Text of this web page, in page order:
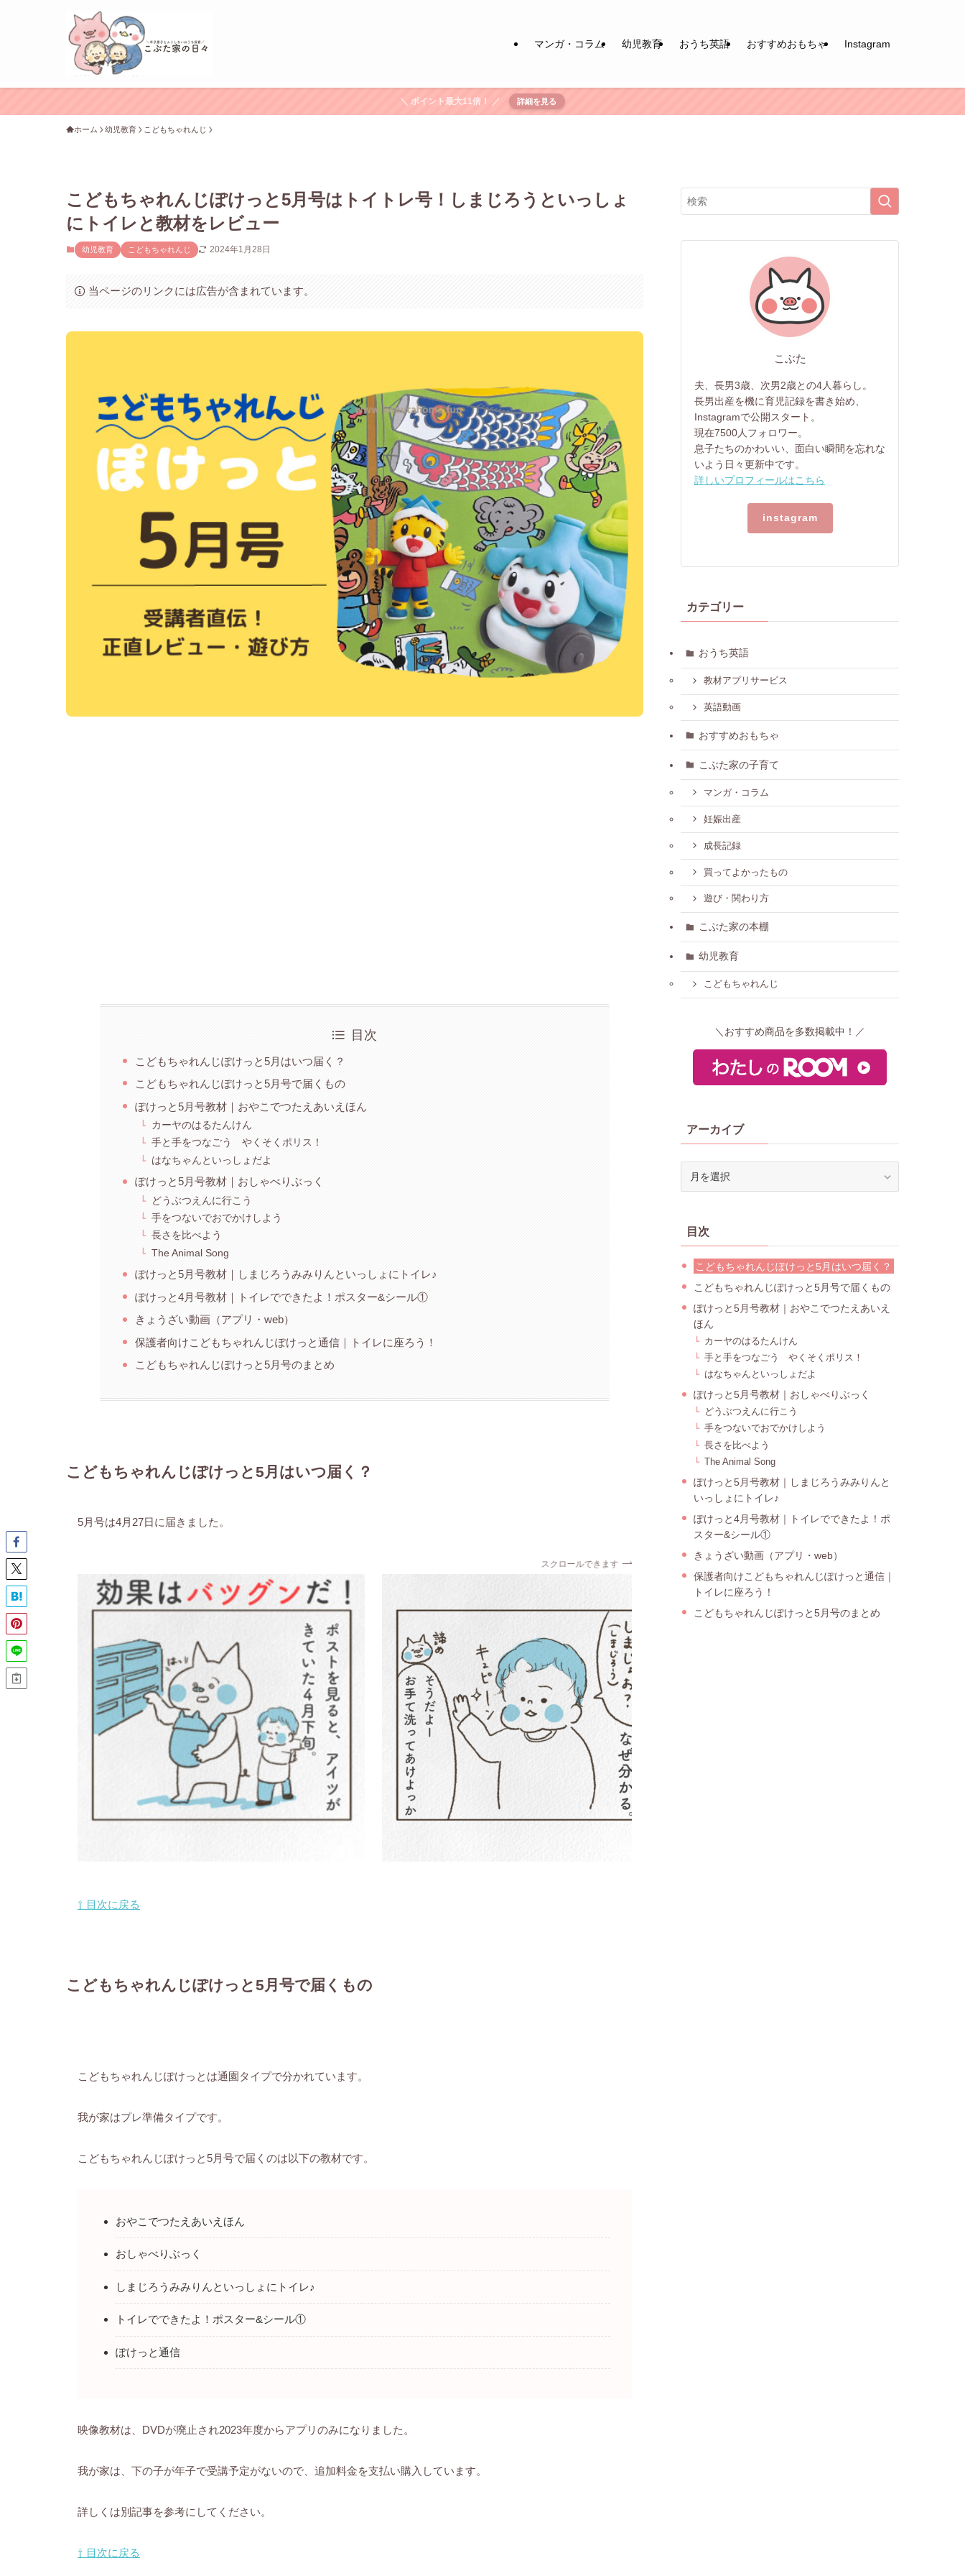
マンガ・コラム 幼児教育 おうち英語 おすすめおもちゃ Instagram
＼ ポイント最大11倍！ ／ 詳細を見る
ホーム 幼児教育 こどもちゃれんじ
こどもちゃれんじぽけっと5月号はトイトレ号！しまじろうといっしょ
にトイレと教材をレビュー
幼児教育 こどもちゃれんじ 2024年1月28日
当ページのリンクには広告が含まれています。
目次
こどもちゃれんじぽけっと5月はいつ届く？
こどもちゃれんじぽけっと5月号で届くもの
ぽけっと5月号教材｜おやこでつたえあいえほん
カーヤのはるたんけん
手と手をつなごう やくそくポリス！
はなちゃんといっしょだよ
ぽけっと5月号教材｜おしゃべりぶっく
どうぶつえんに行こう
手をつないでおでかけしよう
長さを比べよう
The Animal Song
ぽけっと5月号教材｜しまじろうみみりんといっしょにトイレ♪
ぽけっと4月号教材｜トイレでできたよ！ポスター&シール①
きょうざい動画（アプリ・web）
保護者向けこどもちゃれんじぽけっと通信｜トイレに座ろう！
こどもちゃれんじぽけっと5月号のまとめ
こどもちゃれんじぽけっと5月はいつ届く？
5月号は4月27日に届きました。
スクロールできます
⇧ 目次に戻る
こどもちゃれんじぽけっと5月号で届くもの
こどもちゃれんじぽけっとは通園タイプで分かれています。
我が家はプレ準備タイプです。
こどもちゃれんじぽけっと5月号で届くのは以下の教材です。
おやこでつたえあいえほん
おしゃべりぶっく
しまじろうみみりんといっしょにトイレ♪
トイレでできたよ！ポスター&シール①
ぽけっと通信
映像教材は、DVDが廃止され2023年度からアプリのみになりました。
我が家は、下の子が年子で受講予定がないので、追加料金を支払い購入しています。
詳しくは別記事を参考にしてください。
⇧ 目次に戻る
こぶた
夫、長男3歳、次男2歳との4人暮らし。
長男出産を機に育児記録を書き始め、
Instagramで公開スタート。
現在7500人フォロワー。
息子たちのかわいい、面白い瞬間を忘れな
いよう日々更新中です。
詳しいプロフィールはこちら
instagram
カテゴリー
おうち英語
教材アプリサービス
英語動画
おすすめおもちゃ
こぶた家の子育て
マンガ・コラム
妊娠出産
成長記録
買ってよかったもの
遊び・関わり方
こぶた家の本棚
幼児教育
こどもちゃれんじ
＼おすすめ商品を多数掲載中！／
アーカイブ
ブ目次
こどもちゃれんじぽけっと5月はいつ届く？
こどもちゃれんじぽけっと5月号で届くもの
ぽけっと5月号教材｜おやこでつたえあいえ
ほん
カーヤのはるたんけん
手と手をつなごう やくそくポリス！
はなちゃんといっしょだよ
ぽけっと5月号教材｜おしゃべりぶっく
どうぶつえんに行こう
手をつないでおでかけしよう
長さを比べよう
The Animal Song
ぽけっと5月号教材｜しまじろうみみりんと
いっしょにトイレ♪
ぽけっと4月号教材｜トイレでできたよ！ポ
スター&シール①
きょうざい動画（アプリ・web）
保護者向けこどもちゃれんじぽけっと通信｜
トイレに座ろう！
こどもちゃれんじぽけっと5月号のまとめ